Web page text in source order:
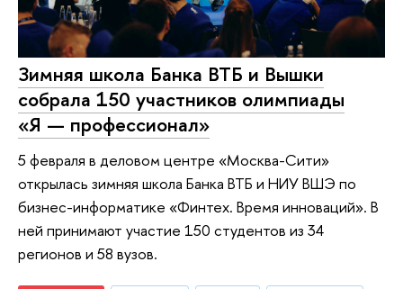
Зимняя школа Банка ВТБ и Вышки
собрала 150 участников олимпиады
«Я — профессионал»
5 февраля в деловом центре «Москва-Сити»
открылась зимняя школа Банка ВТБ и НИУ ВШЭ по
бизнес-информатике «Финтех. Время инноваций». В
ней принимают участие 150 студентов из 34
регионов и 58 вузов.